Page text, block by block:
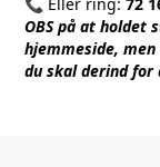
OBS på at holdet
hjemmeside, men
du skal derind